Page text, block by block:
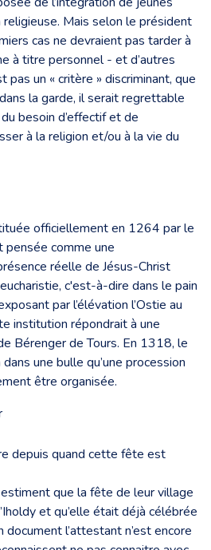
religieuse. Mais selon le président
cas ne devraient pas tarder à
à titre personnel - et d’autres
pas un « critère » discriminant, que
la garde, il serait regrettable
besoin d’effectif et de
à la religion et/ou à la vie du
officiellement en 1264 par le
pensée comme une
réelle de Jésus-Christ
c'est-à-dire dans le pain
par l’élévation l’Ostie au
institution répondrait à une
Bérenger de Tours. En 1318, le
une bulle qu’une procession
être organisée.
depuis quand cette fête est
que la fête de leur village
et qu’elle était déjà célébrée
l’attestant n’est encore